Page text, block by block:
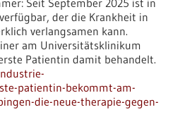
Seit September 2025 ist in
der die Krankheit in
verlangsamen kann.
am Universitätsklinikum
Patientin damit behandelt.
patientin-bekommt-am-
die-neue-therapie-gegen-